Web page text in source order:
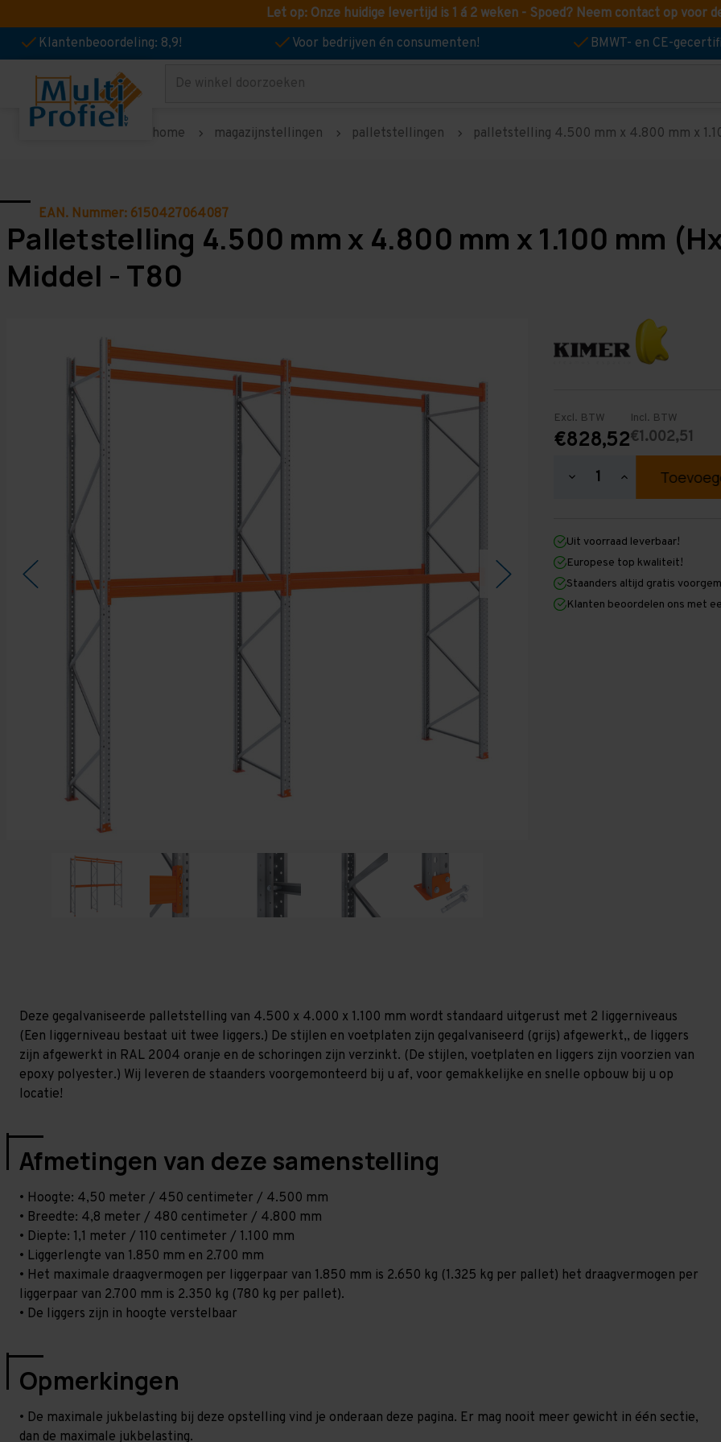
Let op: Onze huidige levertijd is 1 á 2 weken - Spoed? Neem contact op voor
Klantenbeoordeling: 8,9!
Voor bedrijven én consumenten! BMWT- en CE-
Zoeken
home magazijnstellingen palletstellingen palletstelling 4.500 mm x 4.800 mm x
EAN. Nummer: 6150427064087
Palletstelling 4.500 mm x 4.800 mm x 1.100 mm
Middel - T80
Excl. BTW
€828,52
Incl. BTW
€1.002,51
Hoeveelheid
4.500
mm
x
4.800
mm
x
1.100
Hoeveelheid
verhogen
4.500
mm
x
4.800
mm
x
1.100
Uit voorraad leverbaar!
Europese top kwaliteit!
Staanders altijd gratis
Klanten beoordelen ons met
Deze gegalvaniseerde palletstelling van 4.500 x 4.000 x 1.100 mm wordt standaard uitgerust met 2 liggerniveaus
(Een liggerniveau bestaat uit twee liggers.) De stijlen en voetplaten zijn gegalvaniseerd (grijs) afgewerkt,, de liggers
zijn afgewerkt in RAL 2004 oranje en de schoringen zijn verzinkt. (De stijlen, voetplaten en liggers zijn voorzien van
epoxy polyester.) Wij leveren de staanders voorgemonteerd bij u af, voor gemakkelijke en snelle opbouw bij u op
locatie!
Afmetingen van deze samenstelling
• Hoogte: 4,50 meter / 450 centimeter / 4.500 mm
• Breedte: 4,8 meter / 480 centimeter / 4.800 mm
• Diepte: 1,1 meter / 110 centimeter / 1.100 mm
• Liggerlengte van 1.850 mm en 2.700 mm
• Het maximale draagvermogen per liggerpaar van 1.850 mm is 2.650 kg (1.325 kg per pallet) het draagvermogen per
liggerpaar van 2.700 mm is 2.350 kg (780 kg per pallet).
• De liggers zijn in hoogte verstelbaar
Opmerkingen
• De maximale jukbelasting bij deze opstelling vind je onderaan deze pagina. Er mag nooit meer gewicht in één sectie,
dan de maximale jukbelasting.